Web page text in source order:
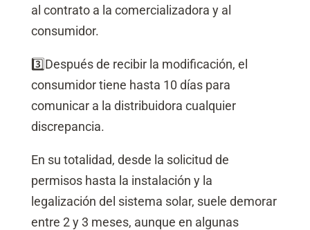
al contrato a la comercializadora y al
consumidor.
3️⃣Después de recibir la modificación, el
consumidor tiene hasta 10 días para
comunicar a la distribuidora cualquier
discrepancia.
En su totalidad, desde la solicitud de
permisos hasta la instalación y la
legalización del sistema solar, suele demorar
entre 2 y 3 meses, aunque en algunas